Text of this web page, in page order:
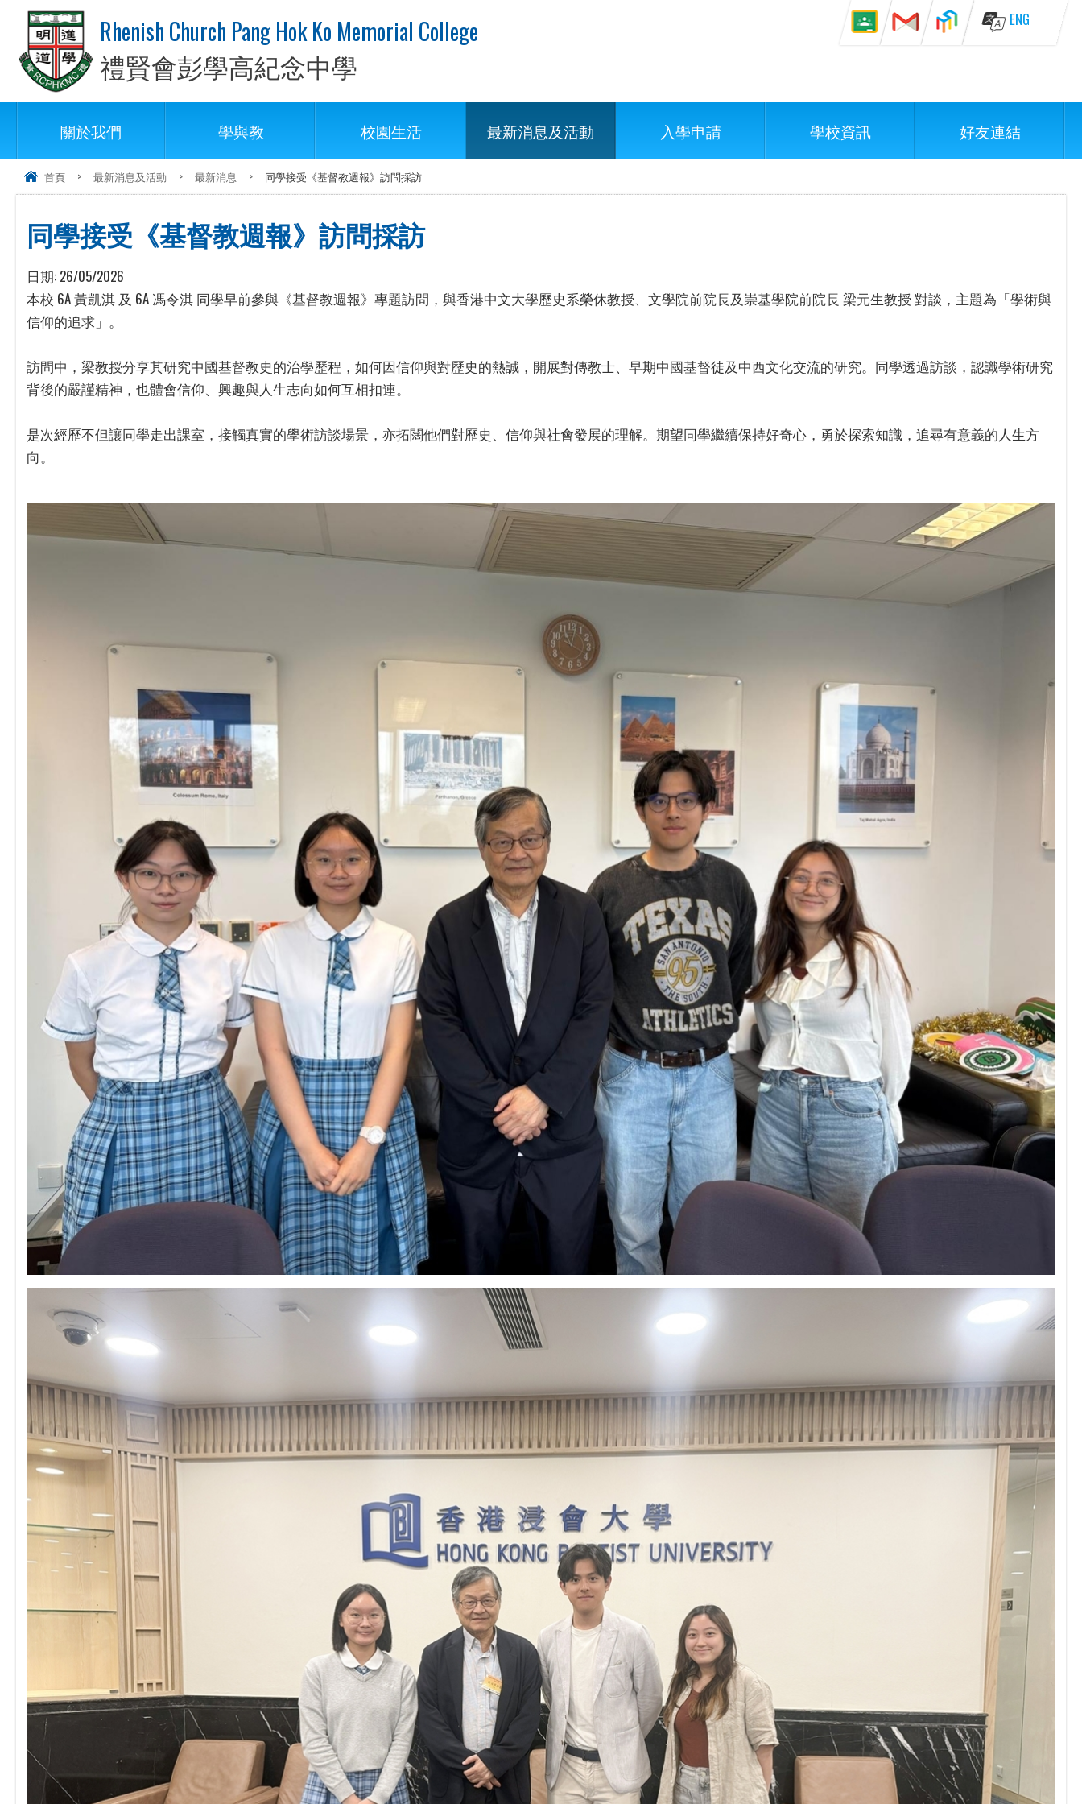
Rhenish Church Pang Hok Ko Memorial College
禮賢會彭學高紀念中學
ENG
關於我們 學與教 校園生活 最新消息及活動 入學申請 學校資訊 好友連結
首頁 > 最新消息及活動 > 最新消息 > 同學接受《基督教週報》訪問採訪
同學接受《基督教週報》訪問採訪
日期: 26/05/2026
本校 6A 黃凱淇 及 6A 馮令淇 同學早前參與《基督教週報》專題訪問，與香港中文大學歷史系榮休教授、文學院前院長及崇基學院前院長 梁元生教授 對談，主題為「學術與
信仰的追求」。
訪問中，梁教授分享其研究中國基督教史的治學歷程，如何因信仰與對歷史的熱誠，開展對傳教士、早期中國基督徒及中西文化交流的研究。同學透過訪談，認識學術研究
背後的嚴謹精神，也體會信仰、興趣與人生志向如何互相扣連。
是次經歷不但讓同學走出課室，接觸真實的學術訪談場景，亦拓闊他們對歷史、信仰與社會發展的理解。期望同學繼續保持好奇心，勇於探索知識，追尋有意義的人生方
向。